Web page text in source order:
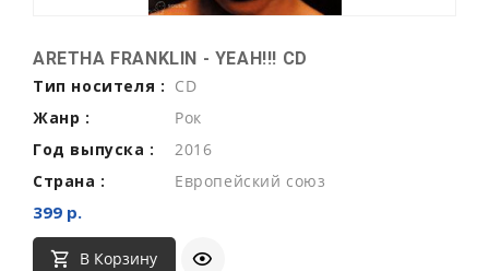
ARETHA FRANKLIN - YEAH!!! CD
Тип носителя : CD
Жанр :
Рок
Год выпуска :
2016
Страна :
Европейский союз
399 р.
В Корзину